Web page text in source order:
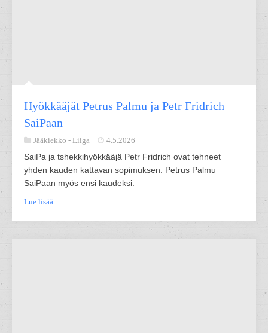
Hyökkääjät Petrus Palmu ja Petr Fridrich
SaiPaan
Jääkiekko - Liiga 4.5.2026
SaiPa ja tshekkihyökkääjä Petr Fridrich ovat tehneet
yhden kauden kattavan sopimuksen. Petrus Palmu
SaiPaan myös ensi kaudeksi.
Lue lisää